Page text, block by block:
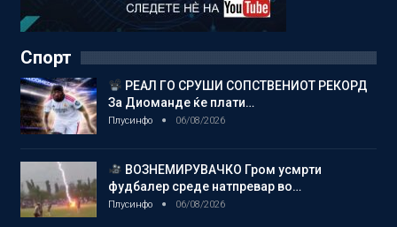
Спорт
РЕАЛ ГО СРУШИ СОПСТВЕНИОТ РЕКОРД
За Диоманде ќе плати…
Плусинфо 06/08/2026
ВОЗНЕМИРУВАЧКО Гром усмрти
фудбалер среде натпревар во…
Плусинфо 06/08/2026